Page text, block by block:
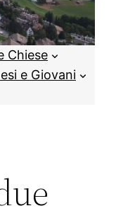
Chiese
e Giovani